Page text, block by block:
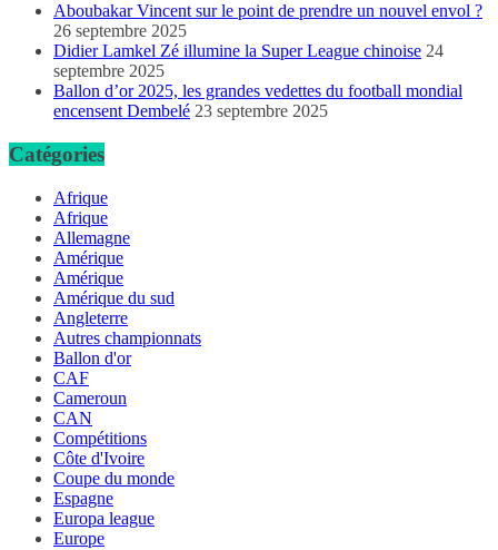
Aboubakar Vincent sur le point de prendre un nouvel envol ?
26 septembre 2025
Didier Lamkel Zé illumine la Super League chinoise 24
septembre 2025
Ballon d’or 2025, les grandes vedettes du football mondial
encensent Dembelé 23 septembre 2025
Catégories
Afrique
Afrique
Allemagne
Amérique
Amérique
Amérique du sud
Angleterre
Autres championnats
Ballon d'or
CAF
Cameroun
CAN
Compétitions
Côte d'Ivoire
Coupe du monde
Espagne
Europa league
Europe